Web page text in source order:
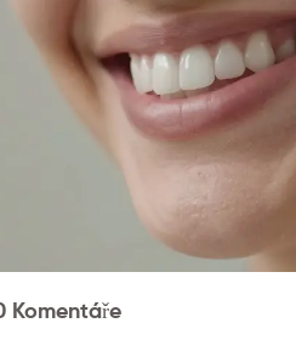
Komentáře